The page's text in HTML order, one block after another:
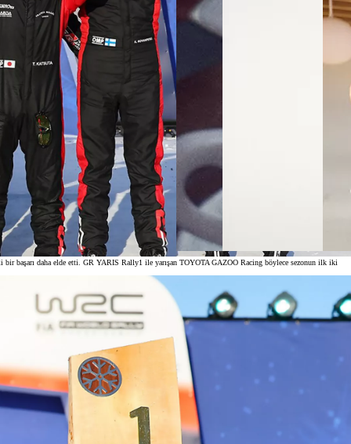
bir başarı daha elde etti. GR YARIS Rally1 ile yarışan TOYOTA GAZOO Racing böylece sezonun ilk iki